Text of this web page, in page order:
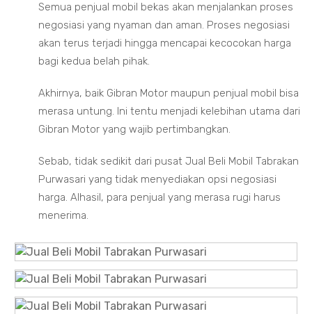
Semua penjual mobil bekas akan menjalankan proses
negosiasi yang nyaman dan aman. Proses negosiasi
akan terus terjadi hingga mencapai kecocokan harga
bagi kedua belah pihak.
Akhirnya, baik Gibran Motor maupun penjual mobil bisa
merasa untung. Ini tentu menjadi kelebihan utama dari
Gibran Motor yang wajib pertimbangkan.
Sebab, tidak sedikit dari pusat Jual Beli Mobil Tabrakan
Purwasari yang tidak menyediakan opsi negosiasi
harga. Alhasil, para penjual yang merasa rugi harus
menerima.